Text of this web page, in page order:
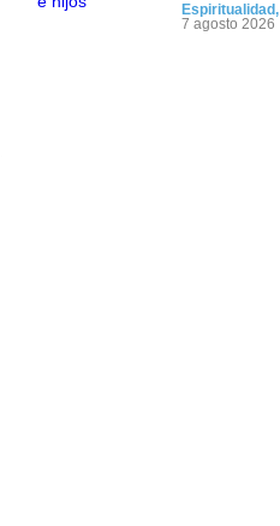
Espiritualidad,
7 agosto 2026